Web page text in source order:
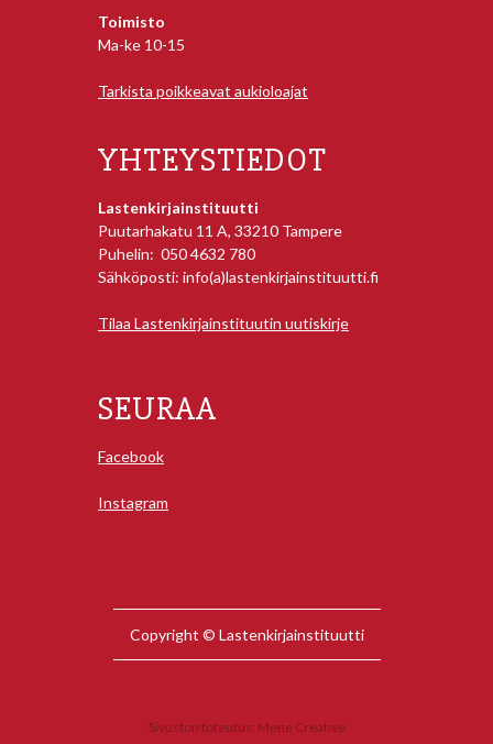
Toimisto
Ma-ke 10-15
Tarkista poikkeavat aukioloajat
YHTEYSTIEDOT
Lastenkirjainstituutti
Puutarhakatu 11 A, 33210 Tampere
Puhelin: 050 4632 780
Sähköposti: info(a)lastenkirjainstituutti.fi
Tilaa Lastenkirjainstituutin uutiskirje
SEURAA
Facebook
Instagram
Copyright © Lastenkirjainstituutti
Sivuston toteutus: Mene Creative